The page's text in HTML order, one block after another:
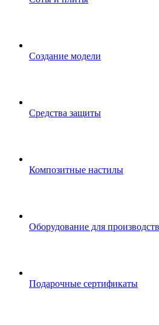
Создание модели
Средства защиты
Композитные настилы
Оборудование для
Подарочные сертификаты